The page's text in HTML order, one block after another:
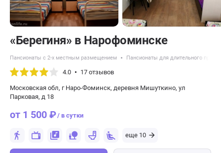
«Берегиня» в Нарофоминске
Пансионаты с 2-х местным размещением Пансионаты для длительного
4.0 17 отзывов
Московская обл, г Наро-Фоминск, деревня Мишуткино, ул
Парковая, д 18
от 1 500 ₽/ в сутки
еще 10